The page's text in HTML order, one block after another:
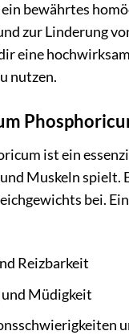
ein bewährtes
zur Linderung
eine
nutzen.
ist ein
Muskeln
bei.
Reizbarkeit
Müdigkeit